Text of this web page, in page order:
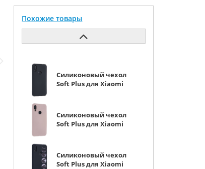
Похожие товары
Силиконовый чехол
Soft Plus для Xiaomi
Силиконовый чехол
Soft Plus для Xiaomi
Силиконовый чехол
Soft Plus для Xiaomi